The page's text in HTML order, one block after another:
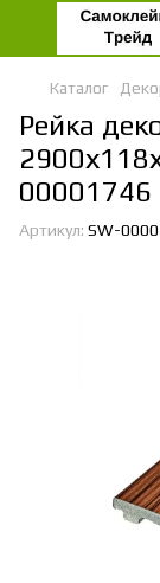
Каталог
Рейка
00001746
Артикул: SW-